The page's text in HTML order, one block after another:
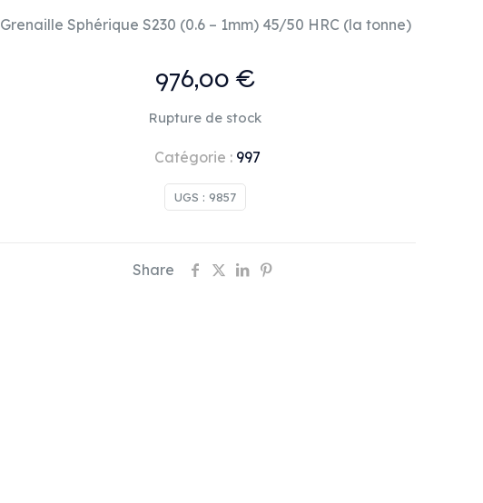
Grenaille Sphérique S230 (0.6 – 1mm) 45/50 HRC (la tonne)
976,00€
Rupture de stock
UGS : 9857
Catégorie : 997
Share